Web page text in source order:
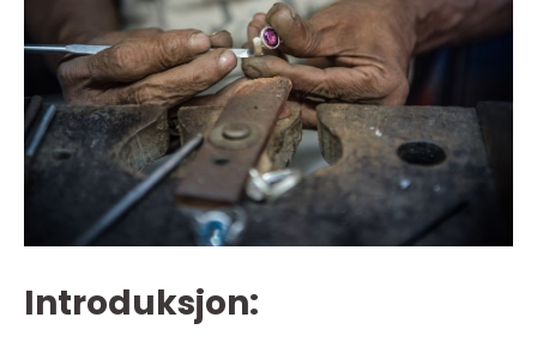
Introduksjon: